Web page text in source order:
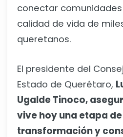
conectar
calidad de vida de
queretanos.
El presidente del
Estado de Querétaro,
Ugalde Tinoco,
vive hoy una etapa
transformación y